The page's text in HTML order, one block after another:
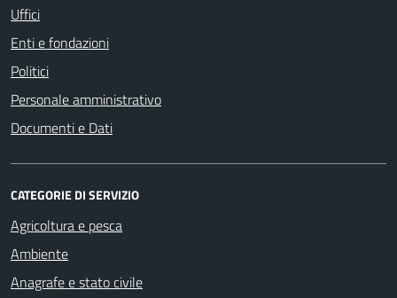
Uffici
Enti e fondazioni
Politici
Personale amministrativo
Documenti e Dati
CATEGORIE DI SERVIZIO
Agricoltura e pesca
Ambiente
Anagrafe e stato civile